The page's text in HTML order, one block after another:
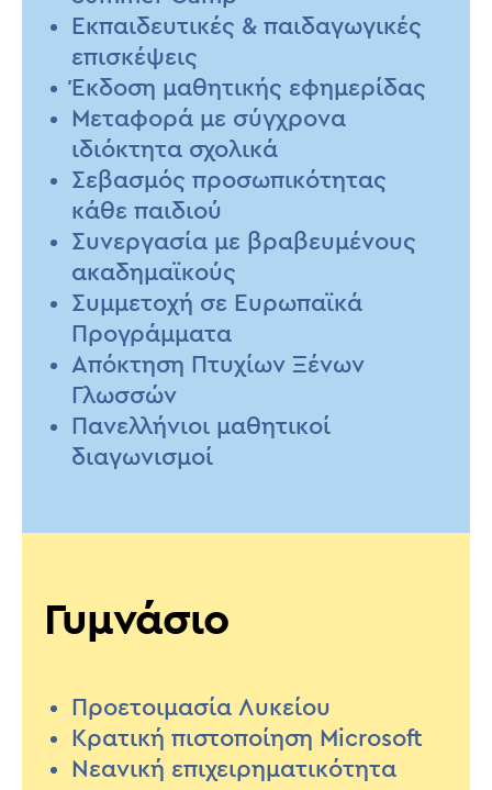
Εκπαιδευτικές & παιδαγωγικές
επισκέψεις
Έκδοση μαθητικής εφημερίδας
Μεταφορά με σύγχρονα
ιδιόκτητα σχολικά
Σεβασμός προσωπικότητας
κάθε παιδιού
Συνεργασία με βραβευμένους
ακαδημαϊκούς
Συμμετοχή σε Ευρωπαϊκά
Προγράμματα
Απόκτηση Πτυχίων Ξένων
Γλωσσών
Πανελλήνιοι μαθητικοί
διαγωνισμοί
Γυμνάσιο
Προετοιμασία Λυκείου
Κρατική πιστοποίηση Microsoft
Νεανική επιχειρηματικότητα